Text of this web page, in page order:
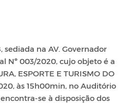
sediada na AV. Governador
Nº 003/2020, cujo objeto é a
ESPORTE E TURISMO DO
às 15h00min, no Auditório
se à disposição dos